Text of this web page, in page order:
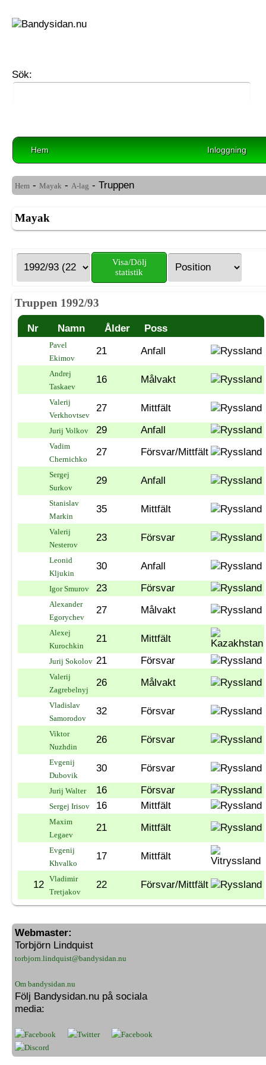
Sök:
Hem Inloggning
Hem - Mayak - A-lag - Truppen
Mayak
Visa/Dölj
statistik
Truppen 1992/93
Nr Namn Ålder Poss
Pavel
Ekimov
21 Anfall
Andrej
Taskaev
16 Målvakt
Valerij
Verkhovtsev
27 Mittfält
Jurij Volkov 29 Anfall
Vadim
Chernichko
27 Försvar/Mittfält
Sergej
Surkov
29 Anfall
Stanislav
Markin
35 Mittfält
Valerij
Nesterov
23 Försvar
Leonid
Kljukin
30 Anfall
Igor Smurov 23 Försvar
Alexander
Egorychev
27 Målvakt
Alexej
Kurochkin
21 Mittfält
Jurij Sokolov 21 Försvar
Valerij
Zagrebelnyj
26 Målvakt
Vladislav
Samorodov
32 Försvar
Viktor
Nuzhdin
26 Försvar
Evgenij
Dubovik
30 Försvar
Jurij Walter 16 Försvar
Sergej Irisov 16 Mittfält
Maxim
Legaev
21 Mittfält
Evgenij
Khvalko
17 Mittfält
12
Vladimir
Tretjakov
22 Försvar/Mittfält
Webmaster:
Torbjörn Lindquist
torbjorn.lindquist@bandysidan.nu
Om bandysidan.nu
Följ Bandysidan.nu på sociala
media: